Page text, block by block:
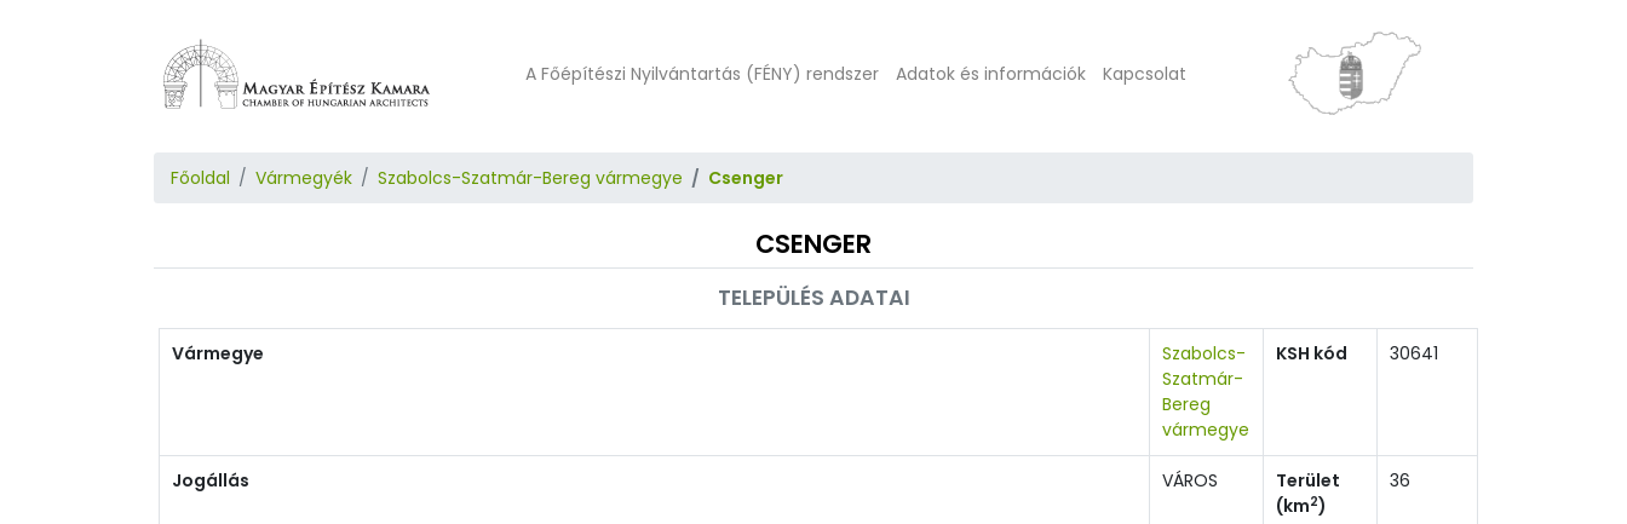
A Főépítészi Nyilvántartás (FÉNY) rendszer Adatok és információk Kapcsolat
Főoldal Vármegyék Szabolcs-Szatmár-Bereg vármegye Csenger
CSENGER
TELEPÜLÉS ADATAI
Vármegye
Szabolcs-
Szatmár-
Bereg
vármegye
KSH kód 30641
Jogállás VÁROS
Terület
(km2)
36